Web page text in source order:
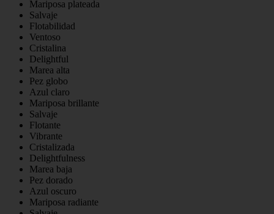
Mariposa plateada
Salvaje
Flotabilidad
Ventoso
Cristalina
Delightful
Marea alta
Pez globo
Azul claro
Mariposa brillante
Salvaje
Flotante
Vibrante
Cristalizada
Delightfulness
Marea baja
Pez dorado
Azul oscuro
Mariposa radiante